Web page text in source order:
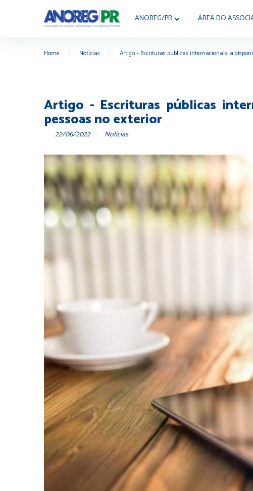
ANOREG/PR ÁREA DO
Home Notícias Artigo – Escrituras públicas internacionais: a
Artigo - Escrituras públicas
pessoas no exterior
22/06/2022 Notícias